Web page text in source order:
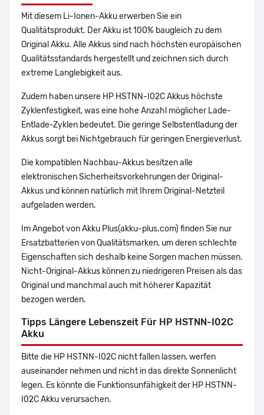
Mit diesem Li-Ionen-Akku erwerben Sie ein
Qualitätsprodukt. Der Akku ist 100% baugleich zu dem
Original Akku. Alle Akkus sind nach höchsten europäischen
Qualitätsstandards hergestellt und zeichnen sich durch
extreme Langlebigkeit aus.
Zudem haben unsere HP HSTNN-I02C Akkus höchste
Zyklenfestigkeit, was eine hohe Anzahl möglicher Lade-
Entlade-Zyklen bedeutet. Die geringe Selbstentladung der
Akkus sorgt bei Nichtgebrauch für geringen Energieverlust.
Die kompatiblen Nachbau-Akkus besitzen alle
elektronischen Sicherheitsvorkehrungen der Original-
Akkus und können natürlich mit Ihrem Original-Netzteil
aufgeladen werden.
Im Angebot von Akku Plus(akku-plus.com) finden Sie nur
Ersatzbatterien von Qualitätsmarken, um deren schlechte
Eigenschaften sich deshalb keine Sorgen machen müssen.
Nicht-Original-Akkus können zu niedrigeren Preisen als das
Original und manchmal auch mit höherer Kapazität
bezogen werden.
Tipps Längere Lebenszeit Für HP HSTNN-I02C
Akku
Bitte die HP HSTNN-I02C nicht fallen lassen, werfen
auseinander nehmen und nicht in das direkte Sonnenlicht
legen. Es könnte die Funktionsunfähigkeit der HP HSTNN-
I02C Akku verursachen.